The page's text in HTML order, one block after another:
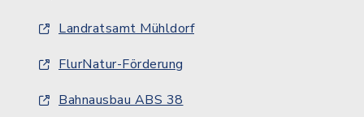
Landratsamt Mühldorf
FlurNatur-Förderung
Bahnausbau ABS 38